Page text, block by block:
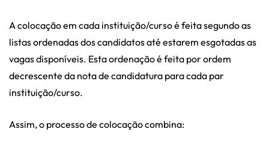
A colocação em cada instituição/curso é feita segundo as
listas ordenadas dos candidatos até estarem esgotadas as
vagas disponíveis. Esta ordenação é feita por ordem
decrescente da nota de candidatura para cada par
instituição/curso.
Assim, o processo de colocação combina: